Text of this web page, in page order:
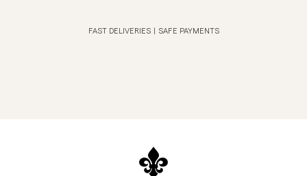
FAST DELIVERIES SAFE PAYMENTS